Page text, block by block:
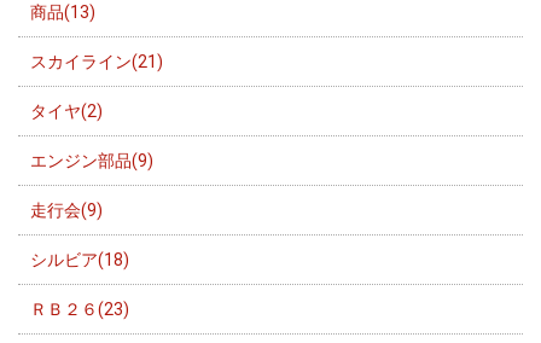
商品(13)
スカイライン(21)
タイヤ(2)
エンジン部品(9)
走行会(9)
シルビア(18)
ＲＢ２６(23)